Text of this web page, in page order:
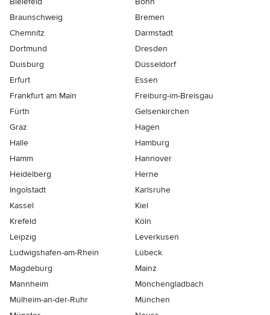
Braunschweig
Bremen
Chemnitz
Darmstadt
Dortmund
Dresden
Duisburg
Düsseldorf
Erfurt
Essen
Frankfurt am Main
Freiburg-im-Breisgau
Fürth
Gelsenkirchen
Graz
Hagen
Halle
Hamburg
Hamm
Hannover
Heidelberg
Herne
Ingolstadt
Karlsruhe
Kassel
Kiel
Krefeld
Köln
Leipzig
Leverkusen
Ludwigshafen-am-Rhein
Lübeck
Magdeburg
Mainz
Mannheim
Mönchen­gladbach
Mülheim-an-der-Ruhr
München